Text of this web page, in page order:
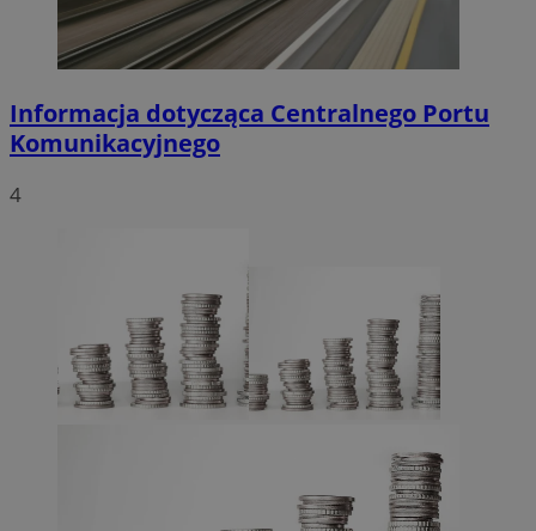
Informacja dotycząca Centralnego Portu
Komunikacyjnego
4